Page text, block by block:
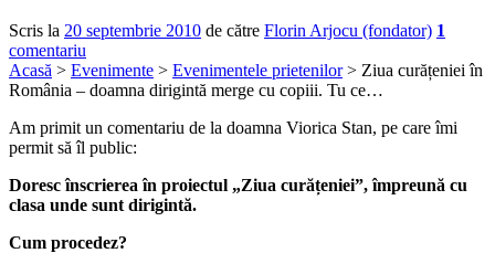
Scris la 20 septembrie 2010 de către Florin Arjocu (fondator) 1
comentariu
Acasă > Evenimente > Evenimentele prietenilor> Ziua curățeniei în
România – doamna dirigintă merge cu copiii. Tu ce…
Am primit un comentariu de la doamna Viorica Stan, pe care îmi
permit să îl public:
Doresc înscrierea în proiectul „Ziua curățeniei”, împreună cu
clasa unde sunt dirigintă.
Cum procedez?